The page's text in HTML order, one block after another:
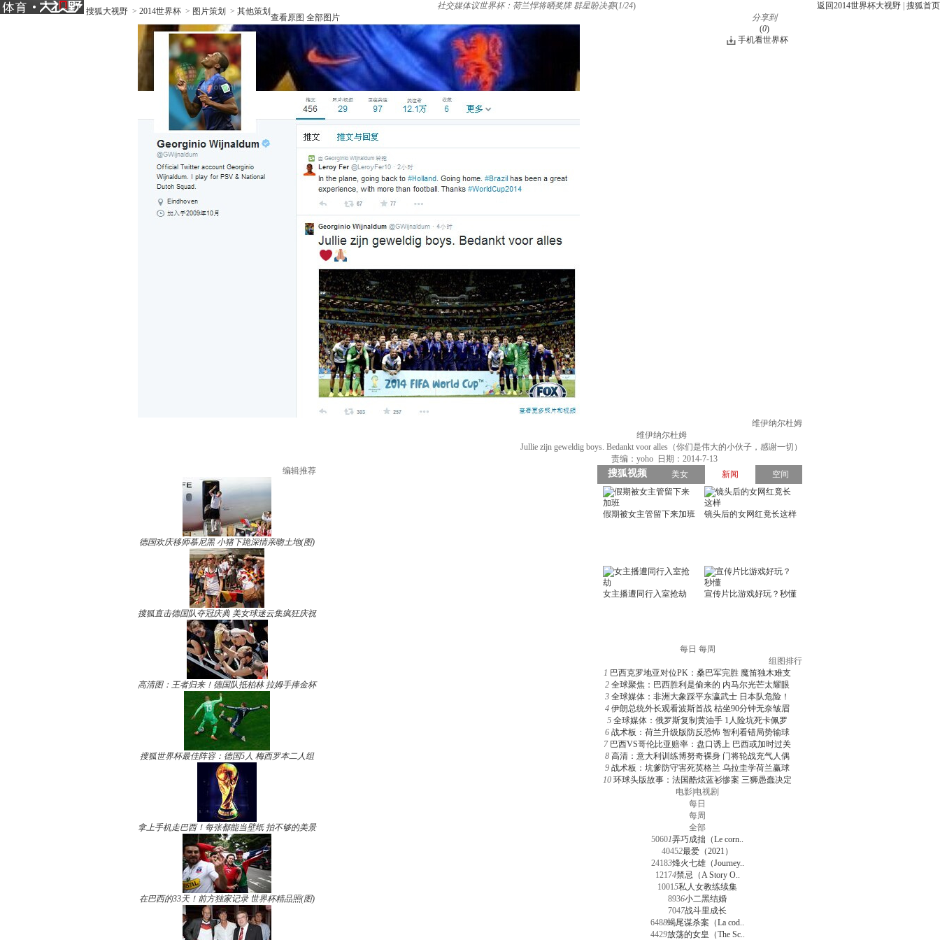
搜狐大视野 > 2014世界杯 > 图片策划 > 其他策划
返回2014世界杯大视野 搜狐首页
社交媒体议世界杯：荷兰悍将晒奖牌 群星盼决赛(1/24)
查看原图 全部图片
分享到
(0)
手机看世界杯
维伊纳尔杜姆
维伊纳尔杜姆
Jullie zijn geweldig boys. Bedankt voor alles（你们是伟大的小伙子，感谢一切）
责编：yoho 日期：2014-7-13
编辑推荐
德国欢庆移师慕尼黑 小猪下跪深情亲吻土地(图)
搜狐直击德国队夺冠庆典 美女球迷云集疯狂庆祝
高清图：王者归来！德国队抵柏林 拉姆手捧金杯
搜狐世界杯最佳阵容：德国5人 梅西罗本二人组
拿上手机走巴西！每张都能当壁纸 拍不够的美景
在巴西的33天！前方独家记录 世界杯精品照(图)
每日 每周
组图排行
1 巴西克罗地亚对位PK：桑巴军完胜 魔笛独木难支
2 全球聚焦：巴西胜利是偷来的 内马尔光芒太耀眼
3 全球媒体：非洲大象踩平东瀛武士 日本队危险！
4 伊朗总统外长观看波斯首战 枯坐90分钟无奈皱眉
5 全球媒体：俄罗斯复制黄油手 1人险坑死卡佩罗
6 战术板：荷兰升级版防反恐怖 智利看错局势输球
7 巴西VS哥伦比亚赔率：盘口诱上 巴西或加时过关
8 高清：意大利训练博努奇裸身 门将轮战充气人偶
9 战术板：坑爹防守害死英格兰 乌拉圭学荷兰赢球
10 环球头版故事：法国酷炫蓝衫惨案 三狮愚蠢决定
电影 电视剧
每日
每周
全部
50601弄巧成拙（Le corn..
40452最爱（2021）
24183烽火七雄（Journey..
12174禁忌（A Story O..
10015私人女教练续集
8936小二黑结婚
7047战斗里成长
6488蝎尾谋杀案（La cod..
4429放荡的女皇（The Sc..